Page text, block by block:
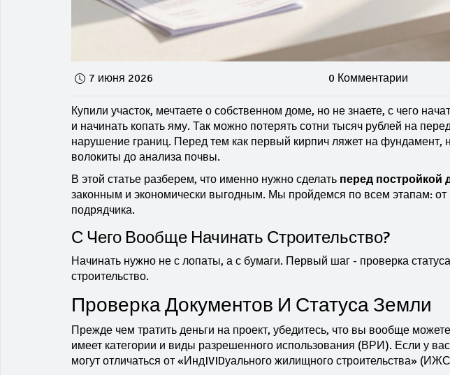
7 июня 2026 0 Комментарии
Купили участок, мечтаете о собственном доме, но не знаете, с чего
и начинать копать яму. Так можно потерять сотни тысяч рублей на
нарушение границ. Перед тем как первый кирпич ляжет на фундамент,
волокиты до анализа почвы.
В этой статье разберем, что именно нужно сделать перед постройкой
законным и экономически выгодным. Мы пройдемся по всем этапам:
подрядчика.
С Чего Вообще Начинать Строительство?
Начинать нужно не с лопаты, а с бумаги. Первый шаг - проверка
строительство.
Проверка Документов И Статуса Земли
Прежде чем тратить деньги на проект, убедитесь, что вы вообще
имеет категории и виды разрешенного использования (ВРИ). Если у
могут отличаться от «ИндIVIDуального жилищного строительства»